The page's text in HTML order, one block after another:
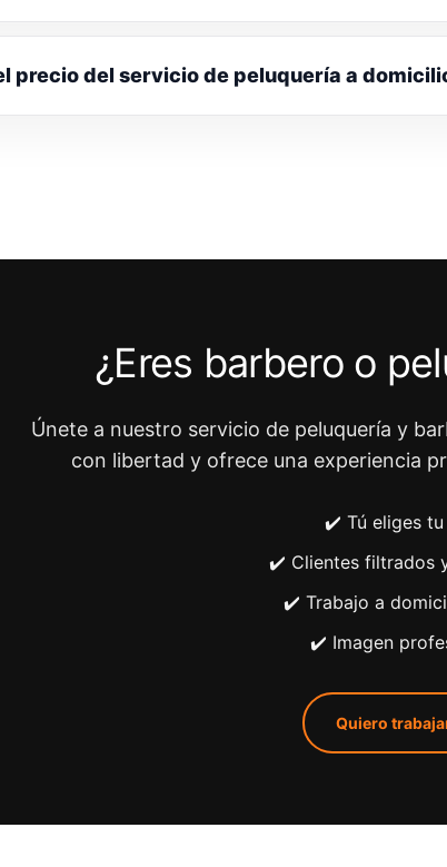
precio del servicio de peluquería a
¿Eres barbero o
Únete a nuestro servicio de peluquería y
con libertad y ofrece una experiencia
✔️ Tú eliges
✔️ Clientes filtrados
✔️ Trabajo a
✔️ Imagen
Quiero